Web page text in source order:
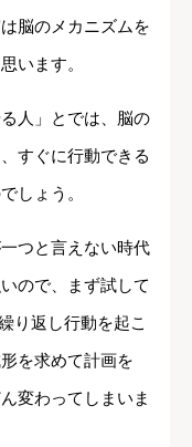
脳のメカニズムを
います。
人」とでは、脳の
すぐに行動できる
しょう。
つと言えない時代
ので、まず試して
り返し行動を起こ
を求めて計画を
変わってしまいま